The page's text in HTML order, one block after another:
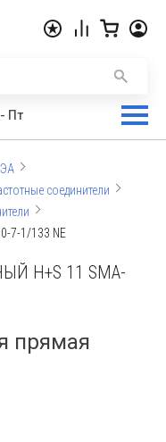
Пт
соединители
7-1/133 NE
H+S 11 SMA-
прямая